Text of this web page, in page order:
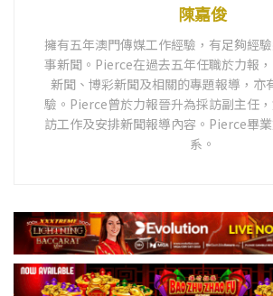
陳嘉俊
擁有五年澳門傳媒工作經驗，有足夠經
事新聞。Pierce在過去五年任職於力報
新聞、博彩新聞及相關的專題報導，亦
驗。Pierce曾於力報晉升為採訪副主任
訪工作及安排新聞報導內容。Pierce畢
系。